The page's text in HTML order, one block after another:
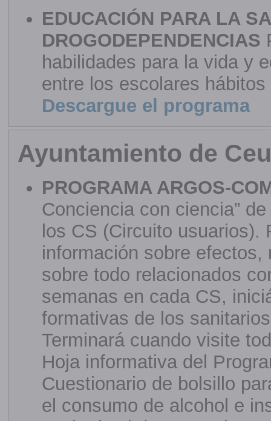
EDUCACIÓN PARA LA
DROGODEPENDENCIAS
habilidades para la vida y
entre los escolares
Descargue el programa
Ayuntamiento de
PROGRAMA ARGOS-
Conciencia con ciencia”
los CS (Circuito
información sobre
sobre todo relacionados
semanas en cada CS,
formativas de los
Terminará cuando visite
Hoja informativa del
Cuestionario de bolsillo
el consumo de alcohol e